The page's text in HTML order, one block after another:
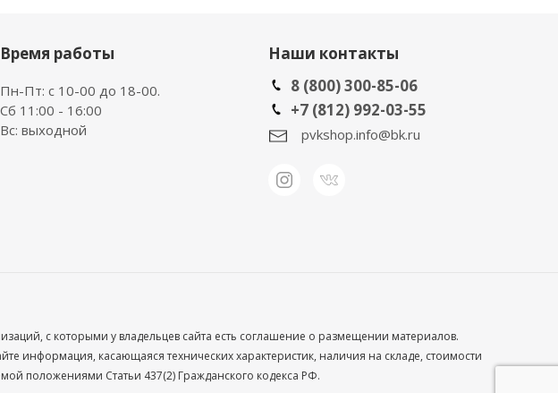
Время работы
Пн-Пт: с 10-00 до 18-00.
Сб 11:00 - 16:00
Вс: выходной
Наши контакты
8 (800) 300-85-06
+7 (812) 992-03-55
pvkshop.info@bk.ru
с которыми у владельцев сайта есть соглашение о размещении материалов.
информация, касающаяся технических характеристик, наличия на складе, стоимости
положениями Статьи 437(2) Гражданского кодекса РФ.